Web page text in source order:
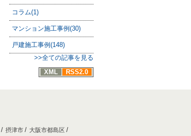
コラム(1)
マンション施工事例(30)
戸建施工事例(148)
>>全ての記事を見る
XML
RSS2.0
摂津市
大阪市都島区